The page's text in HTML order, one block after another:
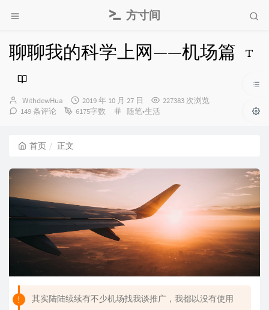
方寸间
聊聊我的科学上网——机场篇
博
主：
WithdewHua
发
布
2019 年 10 月 27 日
227383 次浏览
149 条评论
6175字数
分
随笔•生活
首页 正文
其实陆陆续续有不少机场找我谈推广，我都以没有使用